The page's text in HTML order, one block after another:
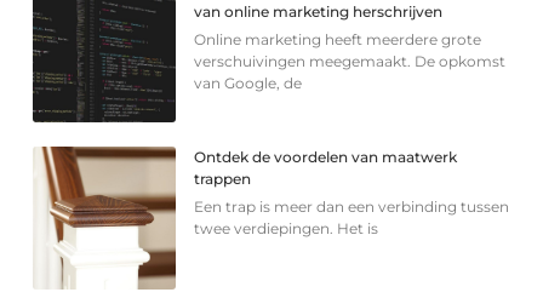
van online marketing herschrijven
Online marketing heeft meerdere grote
verschuivingen meegemaakt. De opkomst
van Google, de
Ontdek de voordelen van maatwerk
trappen
Een trap is meer dan een verbinding tussen
twee verdiepingen. Het is